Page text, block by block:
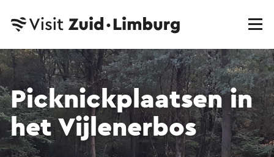
Picknickplaatsen in
het Vijlenerbos